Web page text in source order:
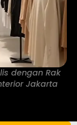
dengan Rak
Jakarta